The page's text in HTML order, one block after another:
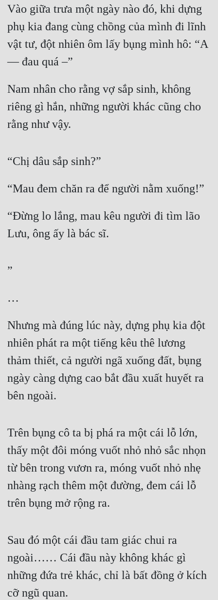
Đẹp Hiệp
Tính Cách Nhân Vật :
Cơ Trí
Sát Phạt Quyết Đoán
Vô Sỉ
Vào giữa trưa một ngày nào đó, khi dựng
phụ kia đang cùng chồng của mình đi lĩnh
vật tư, đột nhiên ôm lấy bụng mình hô: “A
— đau quá –”
Nam nhân cho rằng vợ sắp sinh, không
riêng gì hắn, những người khác cũng cho
rằng như vậy.
“Chị dâu sắp sinh?”
“Mau đem chăn ra để người nằm xuống!”
“Đừng lo lắng, mau kêu người đi tìm lão
Lưu, ông ấy là bác sĩ.
”
…
Nhưng mà đúng lúc này, dựng phụ kia đột
nhiên phát ra một tiếng kêu thê lương
thảm thiết, cả người ngã xuống đất, bụng
ngày càng dựng cao bắt đầu xuất huyết ra
bên ngoài.
Trên bụng cô ta bị phá ra một cái lỗ lớn,
thấy một đôi móng vuốt nhỏ nhỏ sắc nhọn
từ bên trong vươn ra, móng vuốt nhỏ nhẹ
nhàng rạch thêm một đường, đem cái lỗ
trên bụng mở rộng ra.
Sau đó một cái đầu tam giác chui ra
ngoài…… Cái đầu này không khác gì
những đứa trẻ khác, chỉ là bất đồng ở kích
cỡ ngũ quan.